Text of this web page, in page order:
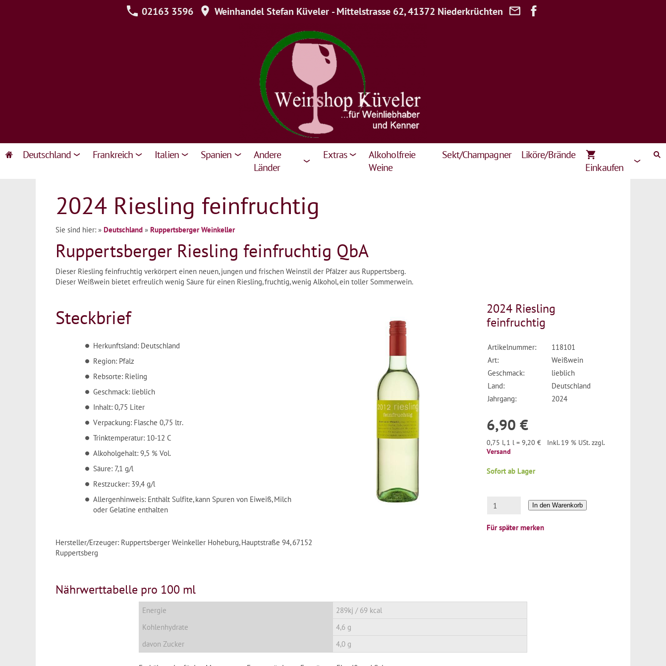
02163 3596 Weinhandel Stefan Küveler - Mittelstrasse 62, 41372 Niederkrüchten
Deutschland Frankreich Italien Spanien
Andere
Länder
Extras
Alkoholfreie
Weine
Sekt/Champagner
Liköre/Brände
Einkaufen
2024 Riesling feinfruchtig
Sie sind hier: » Deutschland » Ruppertsberger Weinkeller
Ruppertsberger Riesling feinfruchtig QbA
Dieser Riesling feinfruchtig verkörpert einen neuen, jungen und frischen Weinstil der Pfälzer aus Ruppertsberg.
Dieser Weißwein bietet erfreulich wenig Säure für einen Riesling, fruchtig, wenig Alkohol, ein toller Sommerwein.
Steckbrief
Herkunftsland: Deutschland
Region: Pfalz
Rebsorte: Rieling
Geschmack: lieblich
Inhalt: 0,75 Liter
Verpackung: Flasche 0,75 ltr.
Trinktemperatur: 10-12 C
Alkoholgehalt: 9,5 % Vol.
Säure: 7,1 g/l
Restzucker: 39,4 g/l
Allergenhinweis: Enthält Sulfite, kann Spuren von Eiweiß, Milch
oder Gelatine enthalten
Hersteller/Erzeuger: Ruppertsberger Weinkeller Hoheburg, Hauptstraße 94, 67152
Ruppertsberg
2024 Riesling
feinfruchtig
Artikelnummer:
118101
Art:
Weißwein
Geschmack:
lieblich
Land:
Deutschland
Jahrgang:
2024
6,90 €
0,75 l, 1 l = 9,20 €
Inkl. 19 % USt. zzgl.
Versand
Sofort ab Lager
In den Warenkorb
Für später merken
Nährwerttabelle pro 100 ml
Energie
289kj / 69 kcal
Kohlenhydrate
4,6 g
davon Zucker
4,0 g